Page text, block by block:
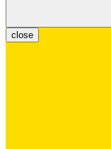
close